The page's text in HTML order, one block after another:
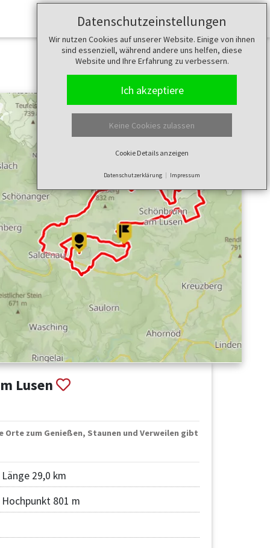
Datenschutzeinstellungen
Wir nutzen Cookies auf unserer Website. Einige von ihnen
sind essenziell, während andere uns helfen, diese
Website und Ihre Erfahrung zu verbessern.
Ich akzeptiere
Keine Cookies zulassen
Cookie Details anzeigen
Datenschutzerklärung Impressum
Merkzettel ( 0 )
Lusen
zum Genießen, Staunen und Verweilen gibt
Länge 29,0 km
Hochpunkt 801 m